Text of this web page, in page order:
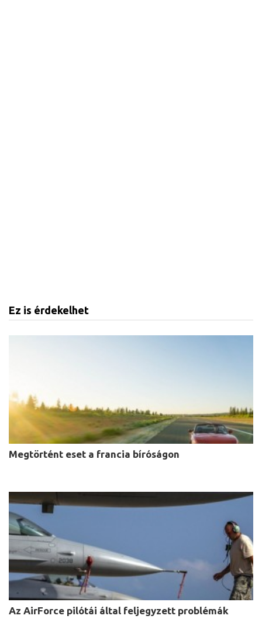
Ez is érdekelhet
Megtörtént eset a francia bíróságon
Az AirForce pilótái által feljegyzett problémák